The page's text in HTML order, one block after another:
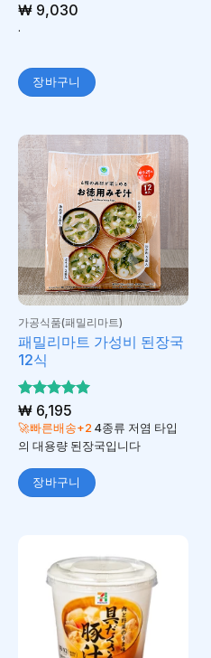
₩9,030
.
장바구니
가공식품(패밀리마트)
패밀리마트 가성비 된장국
12식
5 중에서
5로 평가
됨
₩6,195
🚀빠른배송+2 4종류 저염 타입
의 대용량 된장국입니다
장바구니